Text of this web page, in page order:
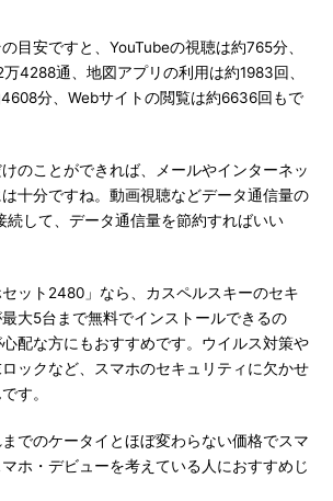
目安ですと、YouTubeの視聴は約765分、
4288通、地図アプリの利用は約1983回、
分、Webサイトの閲覧は約6636回もで
のことができれば、メールやインターネッ
は十分ですね。動画視聴などデータ通信量の
続して、データ通信量を節約すればいい
ット2480」なら、カスペルスキーのセキ
大5台まで無料でインストールできるの
配な方にもおすすめです。ウイルス対策や
ックなど、スマホのセキュリティに欠かせ
す。
でのケータイとほぼ変わらない価格でスマ
ホ・デビューを考えている人におすすめじ